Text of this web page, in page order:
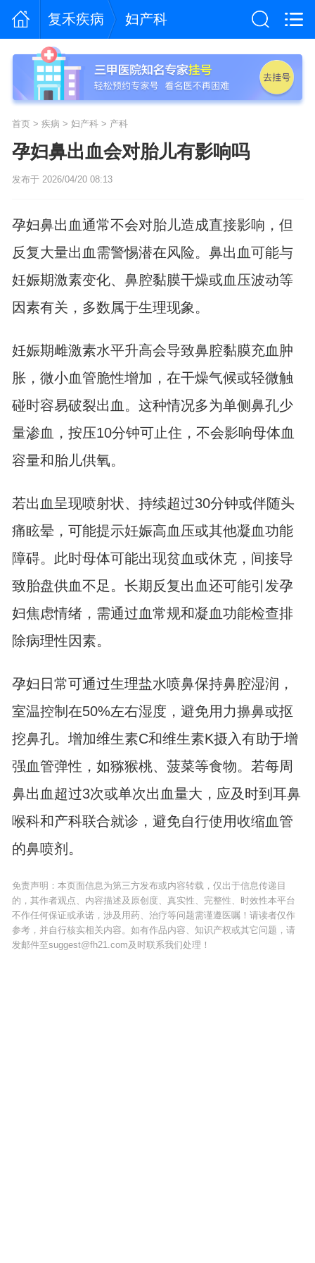
复禾疾病 妇产科
首页> 疾病 > 妇产科> 产科
孕妇鼻出血会对胎儿有影响吗
发布于 2026/04/20 08:13
孕妇鼻出血通常不会对胎儿造成直接影响，但
反复大量出血需警惕潜在风险。鼻出血可能与
妊娠期激素变化、鼻腔黏膜干燥或血压波动等
因素有关，多数属于生理现象。
妊娠期雌激素水平升高会导致鼻腔黏膜充血肿
胀，微小血管脆性增加，在干燥气候或轻微触
碰时容易破裂出血。这种情况多为单侧鼻孔少
量渗血，按压10分钟可止住，不会影响母体血
容量和胎儿供氧。
若出血呈现喷射状、持续超过30分钟或伴随头
痛眩晕，可能提示妊娠高血压或其他凝血功能
障碍。此时母体可能出现贫血或休克，间接导
致胎盘供血不足。长期反复出血还可能引发孕
妇焦虑情绪，需通过血常规和凝血功能检查排
除病理性因素。
孕妇日常可通过生理盐水喷鼻保持鼻腔湿润，
室温控制在50%左右湿度，避免用力擤鼻或抠
挖鼻孔。增加维生素C和维生素K摄入有助于增
强血管弹性，如猕猴桃、菠菜等食物。若每周
鼻出血超过3次或单次出血量大，应及时到耳鼻
喉科和产科联合就诊，避免自行使用收缩血管
的鼻喷剂。
免责声明：本页面信息为第三方发布或内容转载，仅出于信息传递目
的，其作者观点、内容描述及原创度、真实性、完整性、时效性本平台
不作任何保证或承诺，涉及用药、治疗等问题需谨遵医嘱！请读者仅作
参考，并自行核实相关内容。如有作品内容、知识产权或其它问题，请
发邮件至suggest@fh21.com及时联系我们处理！